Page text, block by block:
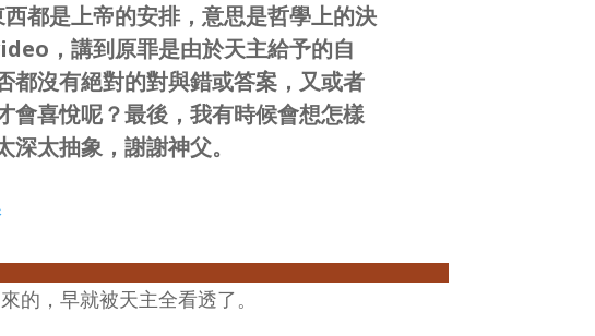
都是上帝的安排，意思是哲學上的決
，講到原罪是由於天主給予的自
都沒有絕對的對與錯或答案，又或者
會喜悅呢？最後，我有時候會想怎樣
太抽象，謝謝神父。
的，早就被天主全看透了。